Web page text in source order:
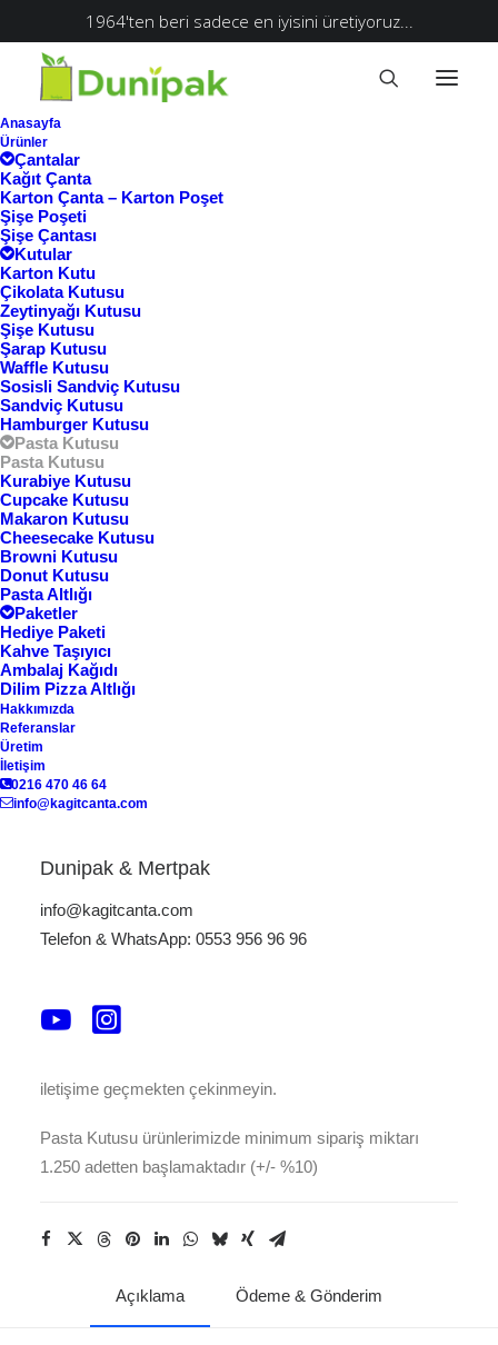
1964'ten beri sadece en iyisini üretiyoruz...
Anasayfa
Ürünler
Çantalar
Kağıt Çanta
Karton Çanta – Karton Poşet
Şişe Poşeti
Şişe Çantası
Kutular
Karton Kutu
Çikolata Kutusu
Zeytinyağı Kutusu
Şişe Kutusu
Şarap Kutusu
Waffle Kutusu
Sosisli Sandviç Kutusu
Sandviç Kutusu
Hamburger Kutusu
Pasta Kutusu
Pasta Kutusu
Kurabiye Kutusu
Cupcake Kutusu
Makaron Kutusu
Cheesecake Kutusu
Browni Kutusu
Donut Kutusu
Pasta Altlığı
Paketler
Hediye Paketi
Kahve Taşıyıcı
Ambalaj Kağıdı
Dilim Pizza Altlığı
Hakkımızda
Referanslar
Üretim
İletişim
0216 470 46 64
info@kagitcanta.com
Dunipak & Mertpak
info@kagitcanta.com
Telefon & WhatsApp: 0553 956 96 96
Ana Sayfa
Pasta Kutusu PK-17
Lezzetli pastalarınızı en iyi şekilde sunmak ve
Kaliteli, şık ve fonksiyonel pasta kutularımızla tatlı
sanatınızı zirveye taşıyın! Özel tasarım talepleriniz, pasta
iletişime geçmekten çekinmeyin.
Pasta Kutusu ürünlerimizde minimum sipariş miktarı
1.250 adetten başlamaktadır (+/- %10)
Açıklama Ödeme & Gönderim